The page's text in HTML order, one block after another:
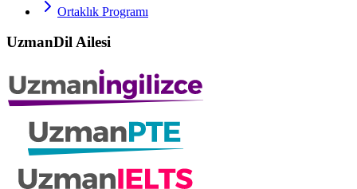
Ortaklık Programı
UzmanDil Ailesi